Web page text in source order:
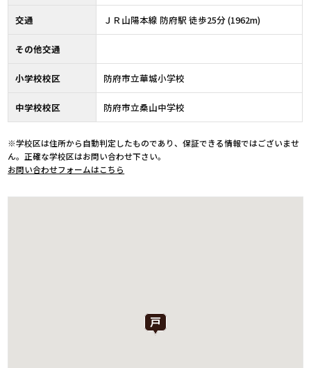
交通 ＪＲ山陽本線 防府駅 徒歩25分 (1962m)
その他交通
小学校校区 防府市立華城小学校
中学校校区 防府市立桑山中学校
※学校区は住所から自動判定したものであり、保証できる情報ではございませ
ん。正確な学校区はお問い合わせ下さい。
お問い合わせフォームはこちら